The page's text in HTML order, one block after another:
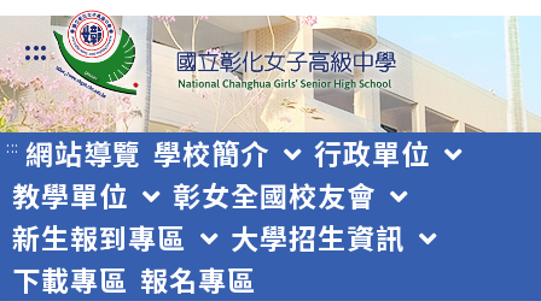
跳
轉
至
主
要
內
容
:::
::: 網站導覽 學校簡介
行政單位
教學單位
彰女全國校友會
新生報到專區
大學招生資訊
下載專區 報名專區